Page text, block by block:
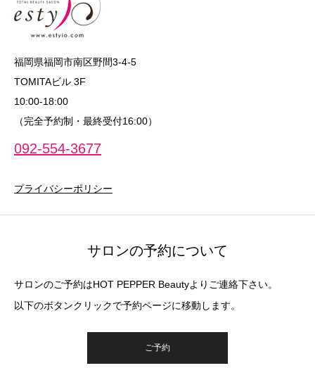
福岡県福岡市南区野間3-4-5
TOMITAビル 3F
10:00‐18:00
（完全予約制・最終受付16:00）
092-554-3677
プライバシーポリシー
サロンの予約について
サロンのご予約はHOT PEPPER Beautyよりご連絡下さい。
以下のボタンクリックで予約ページに移動します。
ご予約